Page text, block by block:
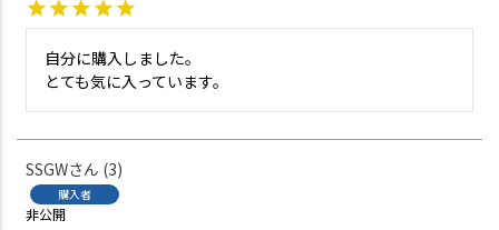
自分に購入しました。
とても気に入っています。
SSGW 3
購入者
非公開